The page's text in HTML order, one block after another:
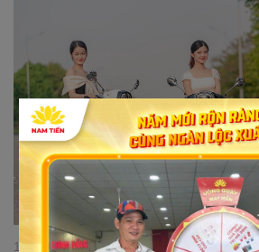
12/04/2023 15:47:29